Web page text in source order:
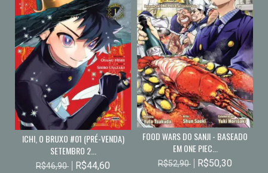
ICHI, O BRUXO #01 (PRÉ-VENDA)
SETEMBRO 2...
R$46,90 R$44,60
FOOD WARS DO SANJI - BASEADO
EM ONE PIEC...
R$52,90 R$50,30